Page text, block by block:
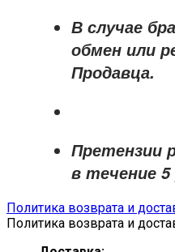
В случае
обмен или
Продавца.
Претензии
в течение 5
Политика возврата и
Политика возврата и